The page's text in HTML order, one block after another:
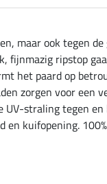
maar ook tegen
fijnmazig ripstop
het paard op
zorgen voor een
UV-straling tegen
en kuifopening.